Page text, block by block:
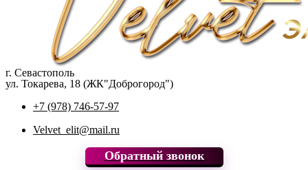
г. Севастополь
ул. Токарева, 18 (ЖК"Доброгород")
+7 (978) 746-57-97
Velvet_elit@mail.ru
Обратный звонок